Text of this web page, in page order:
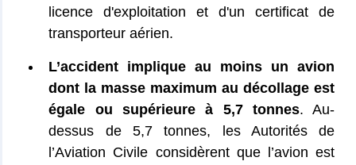
licence d'exploitation et d'un certificat de
transporteur aérien.
L’accident implique au moins un avion
dont la masse maximum au décollage est
égale ou supérieure à 5,7 tonnes. Au-
dessus de 5,7 tonnes, les Autorités de
l’Aviation Civile considèrent que l’avion est